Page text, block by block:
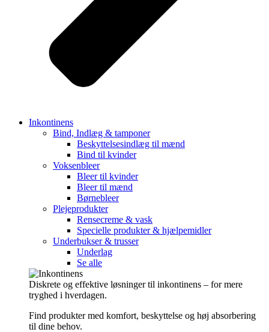
Inkontinens
Bind, Indlæg & tamponer
Beskyttelsesindlæg til mænd
Bind til kvinder
Voksenbleer
Bleer til kvinder
Bleer til mænd
Børnebleer
Plejeprodukter
Rensecreme & vask
Specielle produkter & hjælpemidler
Underbukser & trusser
Underlag
Se alle
Diskrete og effektive løsninger til inkontinens – for mere
tryghed i hverdagen.
Find produkter med komfort, beskyttelse og høj absorbering
til dine behov.